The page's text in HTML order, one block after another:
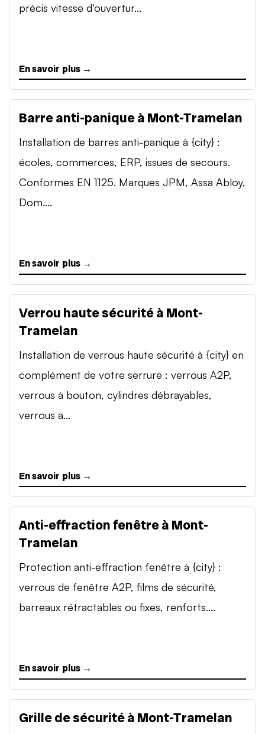
précis vitesse d'ouvertur...
En savoir plus →
Barre anti-panique à Mont-Tramelan
Installation de barres anti-panique à {city} :
écoles, commerces, ERP, issues de secours.
Conformes EN 1125. Marques JPM, Assa Abloy,
Dom....
En savoir plus →
Verrou haute sécurité à Mont-
Tramelan
Installation de verrous haute sécurité à {city} en
complément de votre serrure : verrous A2P,
verrous à bouton, cylindres débrayables,
verrous a...
En savoir plus →
Anti-effraction fenêtre à Mont-
Tramelan
Protection anti-effraction fenêtre à {city} :
verrous de fenêtre A2P, films de sécurité,
barreaux rétractables ou fixes, renforts....
En savoir plus →
Grille de sécurité à Mont-Tramelan